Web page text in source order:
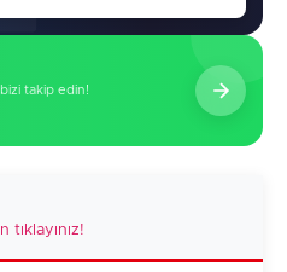
takip edin!
tıklayınız!